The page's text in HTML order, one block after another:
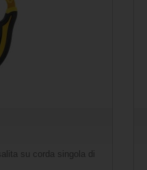
su corda singola di